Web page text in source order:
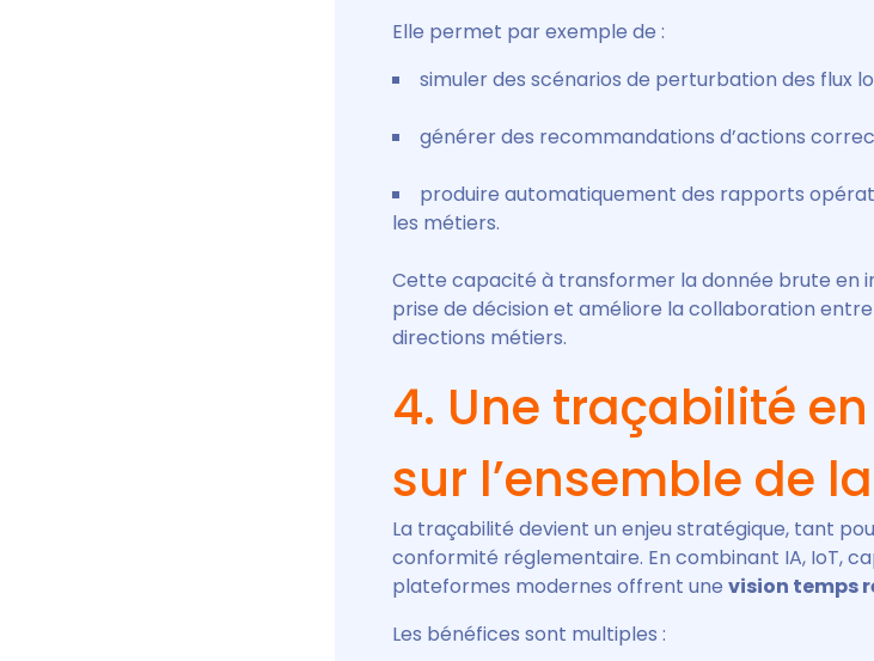
Elle permet par exemple de :
simuler des scénarios de perturbation des flux
générer des recommandations d’actions
produire automatiquement des rapports
les métiers.
Cette capacité à transformer la donnée brute en
prise de décision et améliore la collaboration entre
directions métiers.
4. Une traçabilité
sur l’ensemble de
La traçabilité devient un enjeu stratégique, tant
conformité réglementaire. En combinant IA, IoT,
plateformes modernes offrent une vision temps
Les bénéfices sont multiples :